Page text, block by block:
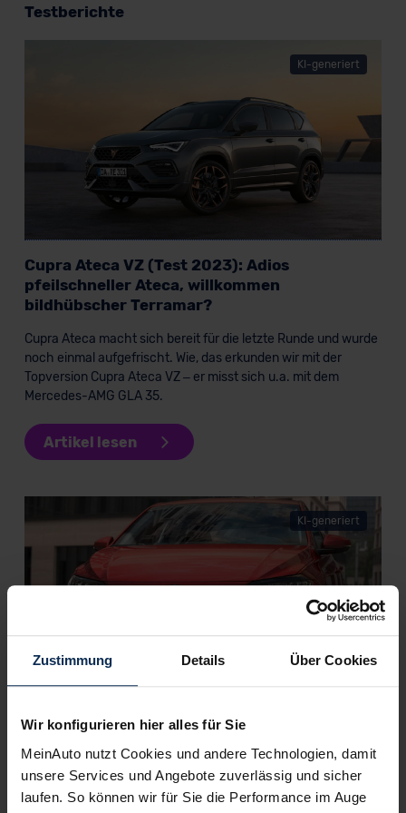
Zustimmung Details Über Cookies
Wir konfigurieren hier alles für Sie
MeinAuto nutzt Cookies und andere Technologien, damit
unsere Services und Angebote zuverlässig und sicher
laufen. So können wir für Sie die Performance im Auge
Testberichte
KI-generiert
Cupra Ateca VZ (Test 2023): Adios
pfeilschneller Ateca, willkommen
bildhübscher Terramar?
Cupra Ateca macht sich bereit für die letzte Runde und wurde
noch einmal aufgefrischt. Wie, das erkunden wir mit der
Topversion Cupra Ateca VZ – er misst sich u.a. mit dem
Mercedes-AMG GLA 35.
Artikel lesen
KI-generiert
Gegenwart rosig
KI-generiert